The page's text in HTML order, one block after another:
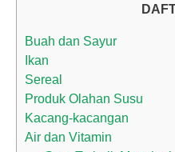
Buah dan Sayur
Ikan
Sereal
Produk Olahan Susu
Kacang-kacangan
Air dan Vitamin